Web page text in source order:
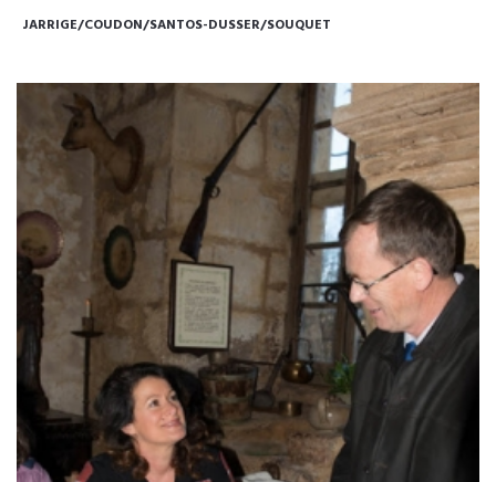
JARRIGE/COUDON/SANTOS-DUSSER/SOUQUET